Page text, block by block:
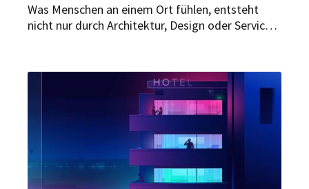
Was Menschen an einem Ort fühlen, entsteht
nicht nur durch Architektur, Design oder Service –
welchen messbaren Einfluss lokale Musik auf das
Hotelerlebnis hat. Die Ergebnisse belegen
deutliche Effekte auf Ortsgefühl, Zufriedenheit
und kulturelle Neugier.